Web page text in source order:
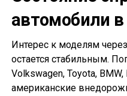
автомобили в
Интерес к моделям
остается стабильным.
Volkswagen, Toyota,
американские